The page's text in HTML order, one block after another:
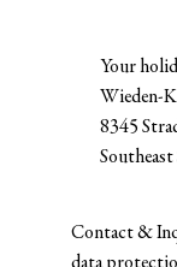
Your
Wieden-
8345
Contact &